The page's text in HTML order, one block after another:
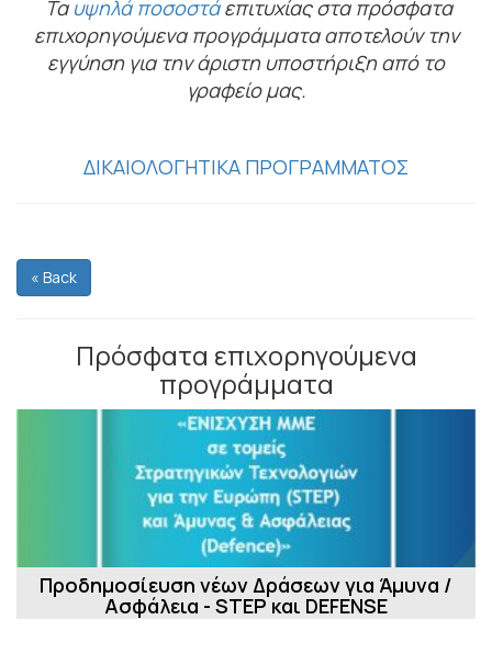
Τα υψηλά ποσοστάεπιτυχίας στα πρόσφατα
επιχορηγούμενα προγράμματα αποτελούν την
εγγύηση για την άριστη υποστήριξη από το
γραφείο μας.
ΔΙΚΑΙΟΛΟΓΗΤΙΚΑ ΠΡΟΓΡΑΜΜΑΤΟΣ
« Back
Πρόσφατα επιχορηγούμενα
προγράμματα
Προδημοσίευση νέων Δράσεων για Άμυνα /
Ασφάλεια - STEP και DEFENSE